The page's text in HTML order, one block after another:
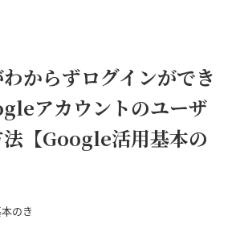
からずログインができ
アカウントのユーザ
【Google活用基本の
のき